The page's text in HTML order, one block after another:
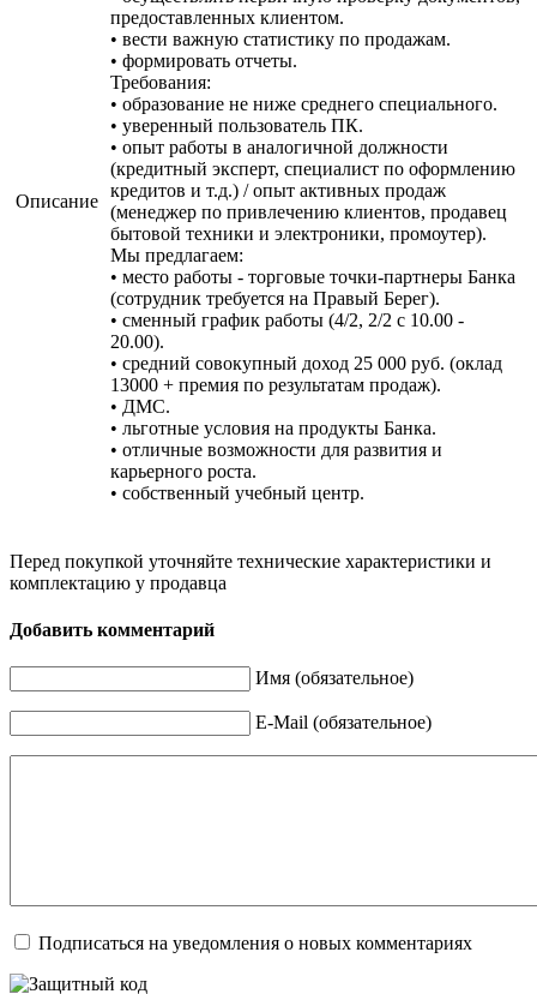
Описание
предоставленных клиентом.
• вести важную статистику по продажам.
• формировать отчеты.
Требования:
• образование не ниже среднего специального.
• уверенный пользователь ПК.
• опыт работы в аналогичной должности
(кредитный эксперт, специалист по оформлению
кредитов и т.д.) / опыт активных продаж
(менеджер по привлечению клиентов, продавец
бытовой техники и электроники, промоутер).
Мы предлагаем:
• место работы - торговые точки-партнеры Банка
(сотрудник требуется на Правый Берег).
• сменный график работы (4/2, 2/2 c 10.00 -
20.00).
• cредний совокупный доход 25 000 руб. (оклад
13000 + премия по результатам продаж).
• ДМС.
• льготные условия на продукты Банка.
• отличные возможности для развития и
карьерного роста.
• собственный учебный центр.
Перед покупкой уточняйте технические характеристики и
комплектацию у продавца
Добавить комментарий
Имя (обязательное)
E-Mail (обязательное)
Подписаться на уведомления о новых комментариях